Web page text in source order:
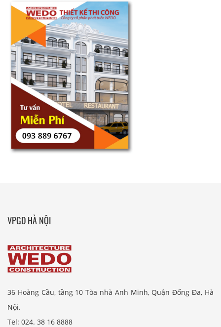
VPGD HÀ NỘI
36 Hoàng Cầu, tầng 10 Tòa nhà Anh Minh, Quận Đống Đa, Hà
Nội.
Tel: 024. 38 16 8888